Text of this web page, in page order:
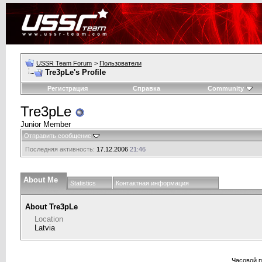
USSR Team Forum > Пользователи
Tre3pLe's Profile
Регистрация Справка Community
Tre3pLe
Junior Member
Отправить сообщение
Последняя активность: 17.12.2006 21:46
About Me Statistics Контактная информация
About Tre3pLe
Location
Latvia
Часовой